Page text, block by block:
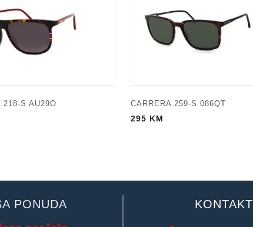
218-S AU29O CARRERA 259-S 086QT
295 KM
PONUDA KONTAKT